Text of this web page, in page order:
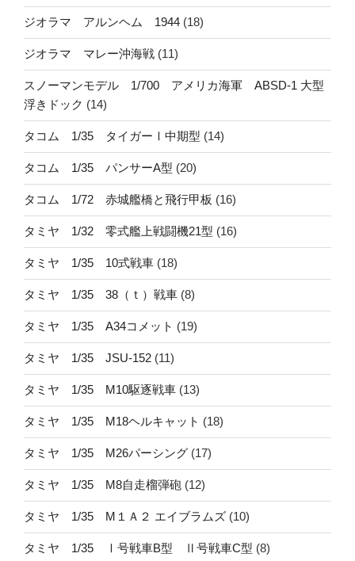
ジオラマ アルンヘム 1944 (18)
ジオラマ マレー沖海戦 (11)
スノーマンモデル 1/700 アメリカ海軍 ABSD-1 大型
浮きドック (14)
タコム 1/35 タイガーⅠ中期型 (14)
タコム 1/35 パンサーA型 (20)
タコム 1/72 赤城艦橋と飛行甲板 (16)
タミヤ 1/32 零式艦上戦闘機21型 (16)
タミヤ 1/35 10式戦車 (18)
タミヤ 1/35 38（ｔ）戦車 (8)
タミヤ 1/35 A34コメット (19)
タミヤ 1/35 JSU-152 (11)
タミヤ 1/35 M10駆逐戦車 (13)
タミヤ 1/35 M18ヘルキャット (18)
タミヤ 1/35 M26パーシング (17)
タミヤ 1/35 M8自走榴弾砲 (12)
タミヤ 1/35 M１Ａ２ エイブラムズ (10)
タミヤ 1/35 Ⅰ号戦車B型 Ⅱ号戦車C型 (8)